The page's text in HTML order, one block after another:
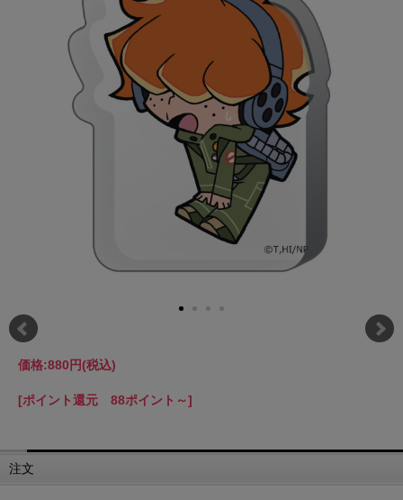
価格:880円(税込)
[ポイント還元 88ポイント～]
注文